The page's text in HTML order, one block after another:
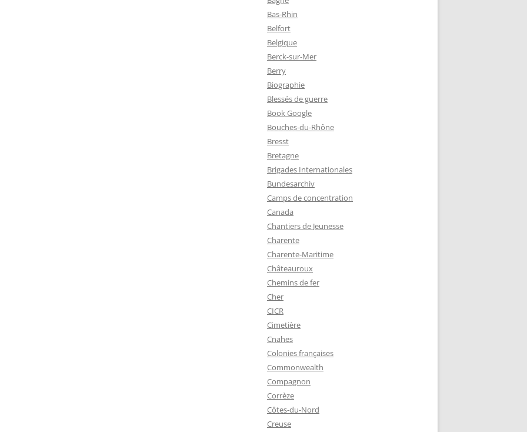
LES MOUTIERS-EN-RETZ – PLAQUE
DE SÉPULTURE DES FRÈRES
LES MOUTIERS-EN-RETZ :
L’ENSEIGNE DE VAISSEAU LEROUX
Bas-Rhin
Belfort
Belgique
Berck-sur-Mer
Berry
Biographie
Blessés de guerre
Book Google
Bouches-du-Rhône
Bresst
Bretagne
Brigades Internationales
Bundesarchiv
Camps de concentration
Canada
Chantiers de Jeunesse
Charente
Charente-Maritime
Châteauroux
Chemins de fer
Cher
CICR
Cimetière
Cnahes
Colonies françaises
Commonwealth
Compagnon
Corrèze
Côtes-du-Nord
Creuse